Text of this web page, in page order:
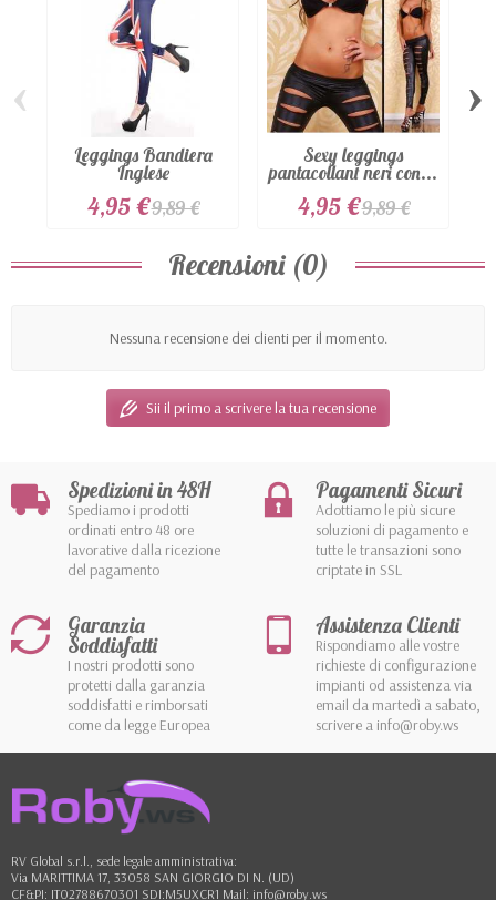
Leggings Bandiera
Inglese
4,95 €9,89 €
Sexy leggings
pantacollant neri con...
4,95 €9,89 €
‹ ›
Recensioni (0)
Nessuna recensione dei clienti per il momento.
Sii il primo a scrivere la tua recensione
Spedizioni in 48H
Spediamo i prodotti
ordinati entro 48 ore
lavorative dalla ricezione
del pagamento
Pagamenti Sicuri
Adottiamo le più sicure
soluzioni di pagamento e
tutte le transazioni sono
criptate in SSL
Garanzia
Soddisfatti
I nostri prodotti sono
protetti dalla garanzia
soddisfatti e rimborsati
come da legge Europea
Assistenza Clienti
Rispondiamo alle vostre
richieste di configurazione
impianti od assistenza via
email da martedì a sabato,
scrivere a info@roby.ws
RV Global s.r.l., sede legale amministrativa:
Via MARITTIMA 17, 33058 SAN GIORGIO DI N. (UD)
CF&PI: IT02788670301 SDI:M5UXCR1 Mail: info@roby.ws